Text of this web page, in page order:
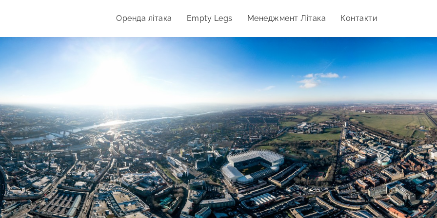
Оренда літака Empty Legs Менеджмент Літака Контакти